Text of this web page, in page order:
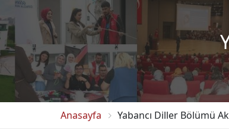
Anasayfa Yabancı Diller Bölümü